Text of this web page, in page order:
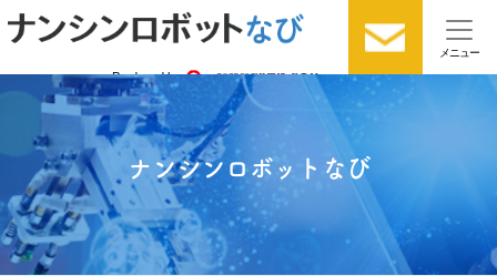
Produced by
ナンシンロボットなび